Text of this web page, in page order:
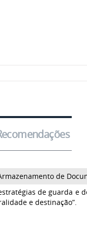
de
de guarda e
e destinação”.